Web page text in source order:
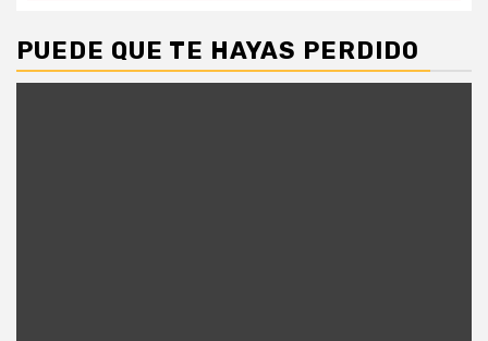
PUEDE QUE TE HAYAS PERDIDO